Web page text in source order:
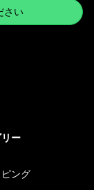
さい
リー
ピング